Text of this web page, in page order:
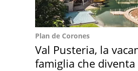
Plan de Corones
Val Pusteria, la
famiglia che diventa